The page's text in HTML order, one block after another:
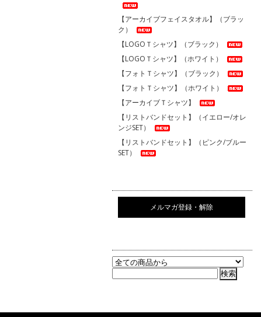
【アーカイブフェイスタオル】（ブラッ
ク）
【LOGOＴシャツ】（ブラック）
【LOGOＴシャツ】（ホワイト）
【フォトＴシャツ】（ブラック）
【フォトＴシャツ】（ホワイト）
【アーカイブＴシャツ】
【リストバンドセット】（イエロー/オレ
ンジSET）
【リストバンドセット】（ピンク/ブルー
SET）
メルマガ登録・解除